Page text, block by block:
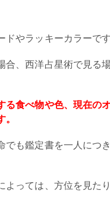
ドやラッキーカラーで
合、西洋占星術で見る
る食べ物や色、現在の
でも鑑定書を一人につ
よっては、方位を見た